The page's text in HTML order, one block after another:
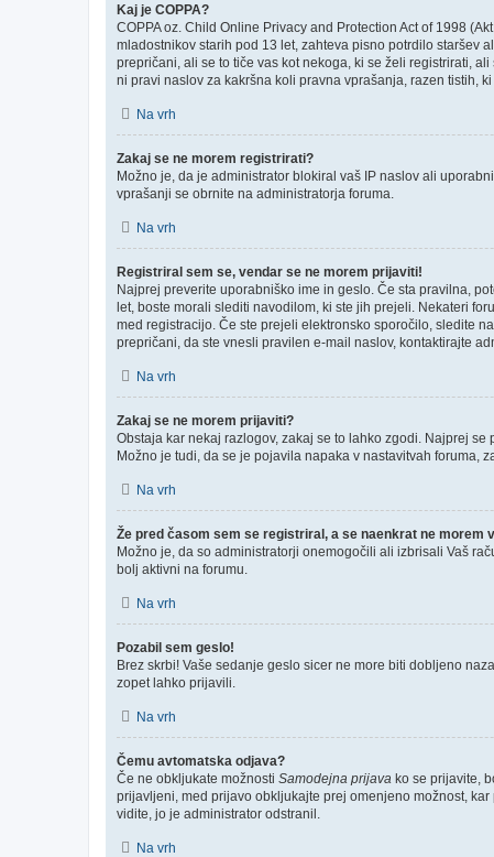
Kaj je COPPA?
COPPA oz. Child Online Privacy and Protection Act of 1998
mladostnikov starih pod 13 let, zahteva pisno potrdilo staršev
prepričani, ali se to tiče vas kot nekoga, ki se želi registrirati,
ni pravi naslov za kakršna koli pravna vprašanja, razen tistih, ki
Na vrh
Zakaj se ne morem registrirati?
Možno je, da je administrator blokiral vaš IP naslov ali
vprašanji se obrnite na administratorja foruma.
Na vrh
Registriral sem se, vendar se ne morem prijaviti!
Najprej preverite uporabniško ime in geslo. Če sta pravilna,
let, boste morali slediti navodilom, ki ste jih prejeli. Nekateri
med registracijo. Če ste prejeli elektronsko sporočilo, sledite
prepričani, da ste vnesli pravilen e-mail naslov, kontaktirajte
Na vrh
Zakaj se ne morem prijaviti?
Obstaja kar nekaj razlogov, zakaj se to lahko zgodi. Najprej
Možno je tudi, da se je pojavila napaka v nastavitvah foruma,
Na vrh
Že pred časom sem se registriral, a se naenkrat ne morem
Možno je, da so administratorji onemogočili ali izbrisali Vaš
bolj aktivni na forumu.
Na vrh
Pozabil sem geslo!
Brez skrbi! Vaše sedanje geslo sicer ne more biti dobljeno
zopet lahko prijavili.
Na vrh
Čemu avtomatska odjava?
Če ne obkljukate možnosti Samodejna prijava ko se prijavite,
prijavljeni, med prijavo obkljukajte prej omenjeno možnost,
vidite, jo je administrator odstranil.
Na vrh